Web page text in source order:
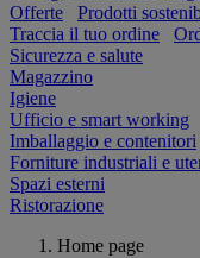
Offerte Prodotti
Traccia il tuo ordine
Sicurezza e salute
Magazzino
Igiene
Ufficio e smart working
Imballaggio e contenitori
Forniture industriali e
Spazi esterni
Ristorazione
Home page